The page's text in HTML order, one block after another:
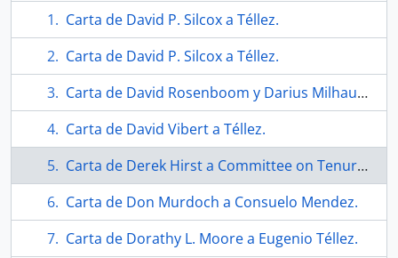
Carta de David P. Silcox a Téllez.
Carta de David P. Silcox a Téllez.
Carta de David Rosenboom y Darius Milhaud para Brenda Hicks.
Carta de David Vibert a Téllez.
Carta de Derek Hirst a Committee on Tenure and promition.
Carta de Don Murdoch a Consuelo Mendez.
Carta de Dorathy L. Moore a Eugenio Téllez.